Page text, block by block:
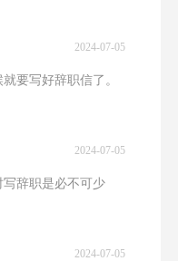
2024-07-05
要写好辞职信了。
2024-07-05
辞职是必不可少
2024-07-05